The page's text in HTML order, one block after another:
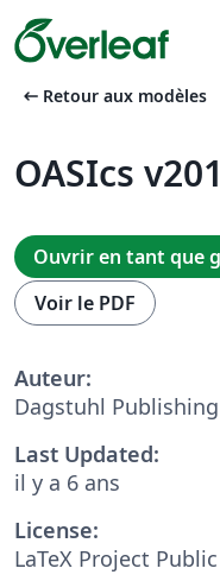
arrow_left_alt Retour aux modèles
OASIcs
Ouvrir en tant que
Voir le PDF
Auteur:
Dagstuhl Publishing
Last Updated:
il y a 6 ans
License:
LaTeX Project